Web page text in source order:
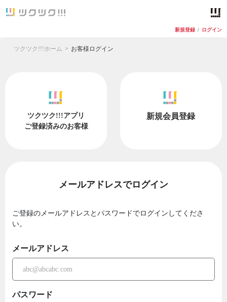
新規登録 / ログイン
ツクツク!!!ホーム お客様ログイン
ツクツク!!!アプリ
ご登録済みのお客様
新規会員登録
メールアドレスでログイン
ご登録のメールアドレスとパスワードでログインしてくださ
い。
メールアドレス
パスワード